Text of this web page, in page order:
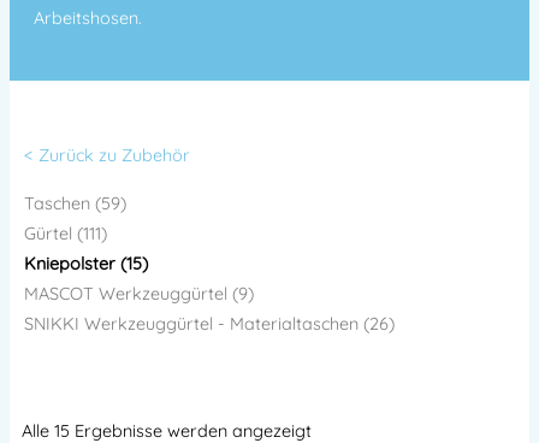
Arbeitshosen.
< Zurück zu Zubehör
Taschen (59)
Gürtel (111)
Kniepolster (15)
MASCOT Werkzeuggürtel (9)
SNIKKI Werkzeuggürtel - Materialtaschen (26)
Alle 15 Ergebnisse werden angezeigt